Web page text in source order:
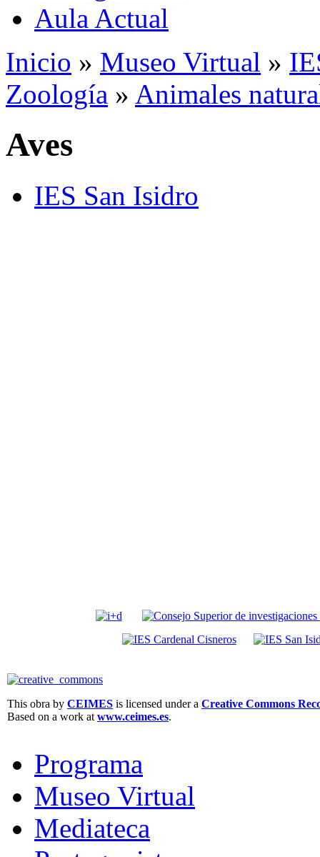
Aula Actual
Inicio » Museo Virtual »
Zoología » Animales
Aves
IES San Isidro
This obra by CEIMES is licensed under a Creative Commons
Based on a work at www.ceimes.es.
Programa
Museo Virtual
Mediateca